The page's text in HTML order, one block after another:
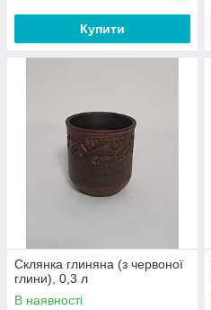
Купити
Склянка глиняна (з червоної
глини), 0,3 л
В наявності